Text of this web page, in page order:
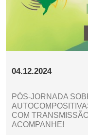
04.12.2024
PÓS-JORNADA
COM
ACOMPANHE!